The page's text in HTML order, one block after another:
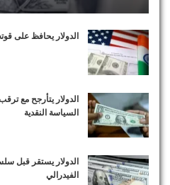
الدولار يحافظ على
الدولار يتأرجح مع
السياسة النقدية
الدولار يستقر قبل
الفيدرالي